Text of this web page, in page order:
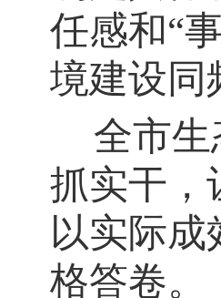
任感和“
境建设同
全市
抓实干，
以实际
格答卷。